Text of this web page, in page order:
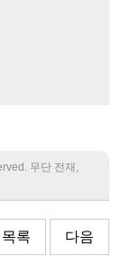
무단 전재,
목록 다음